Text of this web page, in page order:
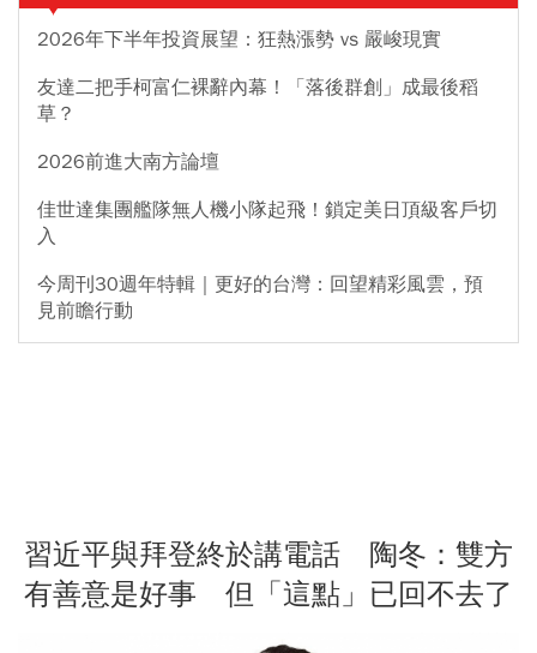
2026年下半年投資展望：狂熱漲勢 vs 嚴峻現實
友達二把手柯富仁裸辭內幕！「落後群創」成最後稻
草？
2026前進大南方論壇
佳世達集團艦隊無人機小隊起飛！鎖定美日頂級客戶切
入
今周刊30週年特輯｜更好的台灣：回望精彩風雲，預
見前瞻行動
習近平與拜登終於講電話 陶冬：雙方
有善意是好事 但「這點」已回不去了